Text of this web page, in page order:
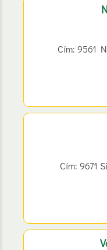
Cím: 9561
Cím: 9671